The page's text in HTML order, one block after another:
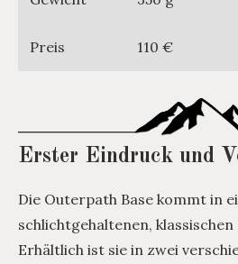
Preis 110 €
Erster Eindruck und
Die Outerpath Base kommt in
schlichtgehaltenen, klassischen
Erhältlich ist sie in zwei